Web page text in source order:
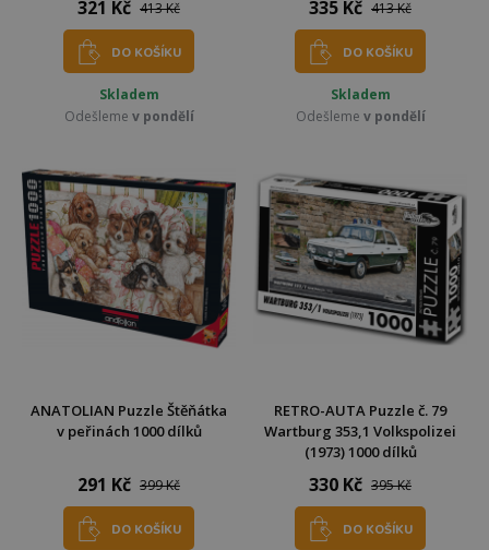
321 Kč 413 Kč
DO KOŠÍKU
Skladem
Odešleme v pondělí
335 Kč 413 Kč
DO KOŠÍKU
Skladem
Odešleme v pondělí
ANATOLIAN Puzzle Štěňátka
v peřinách 1000 dílků
291 Kč 399 Kč
DO KOŠÍKU
RETRO-AUTA Puzzle č. 79
Wartburg 353,1 Volkspolizei
(1973) 1000 dílků
330 Kč 395 Kč
DO KOŠÍKU